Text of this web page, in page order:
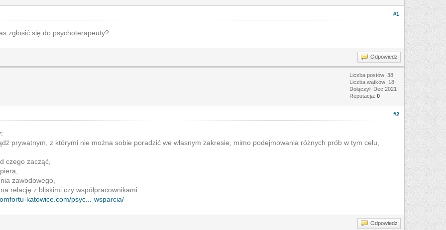
#1
zgłosić się do psychoterapeuty?
Odpowiedz
Liczba postów: 38
Liczba wątków: 18
Dołączył: Dec 2021
Reputacja: 0
#2
prywatnym, z którymi nie można sobie poradzić we własnym zakresie, mimo podejmowania różnych prób w tym celu,
czego zacząć,
zawodowego,
relację z bliskimi czy współpracownikami.
katowice.com/psyc...-wsparcia/
Odpowiedz